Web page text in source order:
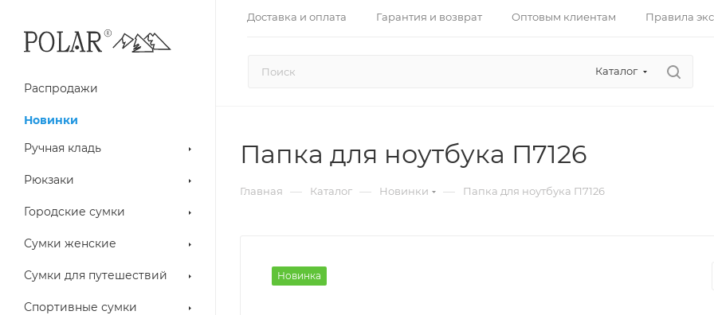
Доставка и оплата Гарантия и возврат Оптовым клиентам Правила
Каталог
Распродажи
Новинки
Ручная кладь
Рюкзаки
Городские сумки
Сумки женские
Сумки для путешествий
Спортивные сумки
Папка для ноутбука П7126
Главная — Каталог — Новинки — Папка для ноутбука П7126
Новинка